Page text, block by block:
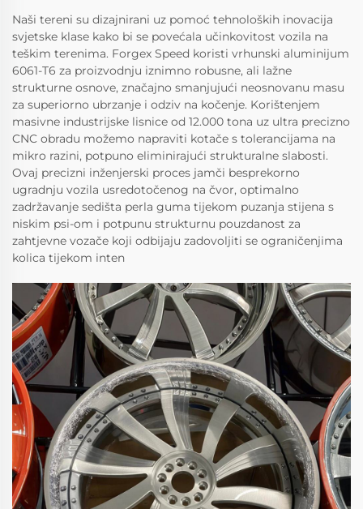
Naši tereni su dizajnirani uz pomoć tehnoloških inovacija
svjetske klase kako bi se povećala učinkovitost vozila na
teškim terenima. Forgex Speed koristi vrhunski aluminijum
6061-T6 za proizvodnju iznimno robusne, ali lažne
strukturne osnove, značajno smanjujući neosnovanu masu
za superiorno ubrzanje i odziv na kočenje. Korištenjem
masivne industrijske lisnice od 12.000 tona uz ultra precizno
CNC obradu možemo napraviti kotače s tolerancijama na
mikro razini, potpuno eliminirajući strukturalne slabosti.
Ovaj precizni inženjerski proces jamči besprekorno
ugradnju vozila usredotočenog na čvor, optimalno
zadržavanje sedišta perla guma tijekom puzanja stijena s
niskim psi-om i potpunu strukturnu pouzdanost za
zahtjevne vozače koji odbijaju zadovoljiti se ograničenjima
kolica tijekom inten